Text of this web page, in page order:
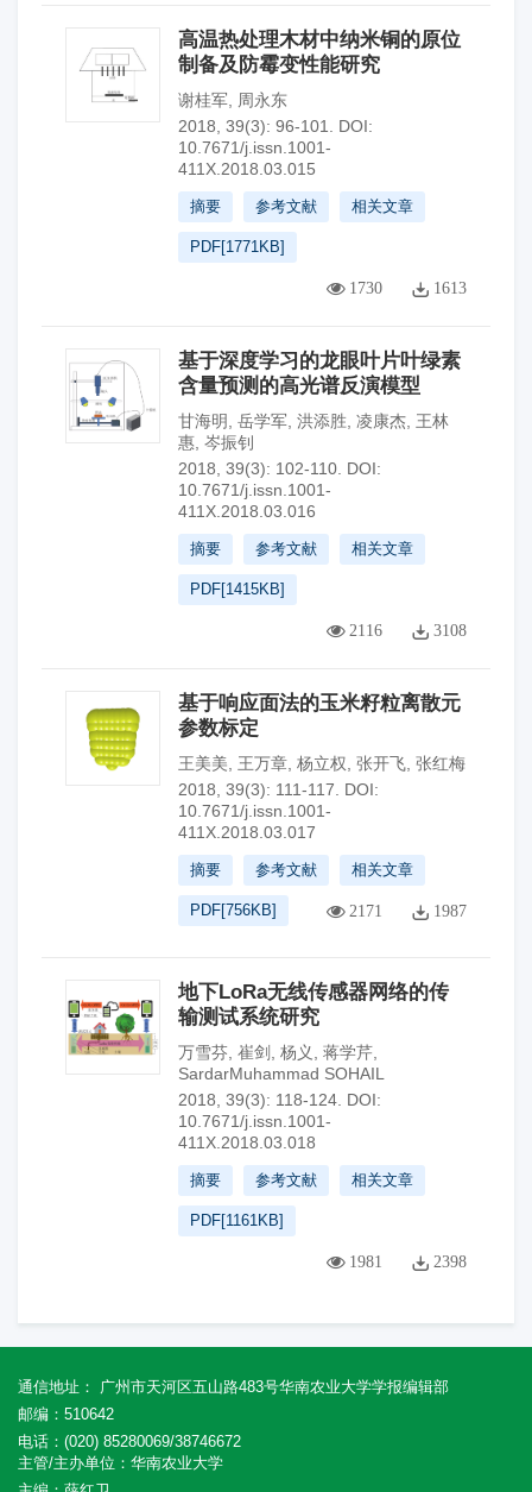
高温热处理木材中纳米铜的原位
制备及防霉变性能研究
谢桂军
周永东
2018, 39(3): 96-101.
DOI:
10.7671/j.issn.1001-
411X.2018.03.015
摘要 参考文献 相关文章
PDF[1771KB]
1730 1613
基于深度学习的龙眼叶片叶绿素
含量预测的高光谱反演模型
甘海明 岳学军 洪添胜 凌康杰 王林
惠 岑振钊
2018, 39(3): 102-110. DOI:
10.7671/j.issn.1001-
411X.2018.03.016
摘要 参考文献 相关文章
PDF[1415KB]
2116 3108
基于响应面法的玉米籽粒离散元
参数标定
王美美 王万章 杨立权 张开飞 张红梅
2018, 39(3): 111-117.
DOI:
10.7671/j.issn.1001-
411X.2018.03.017
摘要 参考文献 相关文章
PDF[756KB] 2171 1987
地下LoRa无线传感器网络的传
输测试系统研究
万雪芬 崔剑 杨义 蒋学芹
SardarMuhammad SOHAIL
2018, 39(3): 118-124. DOI:
10.7671/j.issn.1001-
411X.2018.03.018
摘要 参考文献 相关文章
PDF[1161KB]
1981 2398
通信地址： 广州市天河区五山路483号华南农业大学学报编辑部
邮编：510642
电话：(020) 85280069/38746672
主管/主办单位：华南农业大学